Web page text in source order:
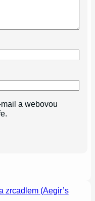
a webovou
zrcadlem (Aegir’s